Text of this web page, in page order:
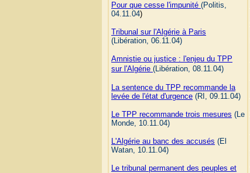
Pour que cesse l'impunité (Politis,
04.11.04)
Tribunal sur l'Algérie à Paris
(Libération, 06.11.04)
Amnistie ou justice : l'enjeu du TPP
sur l'Algérie (Libération, 08.11.04)
La sentence du TPP recommande la
levée de l'état d'urgence (RI, 09.11.04)
Le TPP recommande trois mesures (Le
Monde, 10.11.04)
L'Algérie au banc des accusés (El
Watan, 10.11.04)
Le tribunal permanent des peuples et